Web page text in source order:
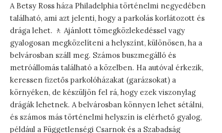
A Betsy Ross háza Philadelphia történelmi negyedében
található, ami azt jelenti, hogy a parkolás korlátozott és
drága lehet. 🚶 Ajánlott tömegközlekedéssel vagy
gyalogosan megközelíteni a helyszínt, különösen, ha a
belvárosban száll meg. Számos buszmegálló és
metróállomás található a közelben. Ha autóval érkezik,
keressen fizetős parkolóházakat (garázsokat) a
környéken, de készüljön fel rá, hogy ezek viszonylag
drágák lehetnek. A belvárosban könnyen lehet sétálni,
és számos más történelmi helyszín is elérhető gyalog,
például a Függetlenségi Csarnok és a Szabadság